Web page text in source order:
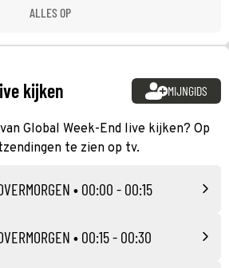
ALLES OP
kijken MIJNGIDS
Global Week-End live kijken? Op
te zien op tv.
• 00:00 - 00:15
• 00:15 - 00:30